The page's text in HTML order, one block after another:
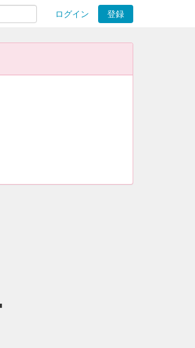
ログイン
登録